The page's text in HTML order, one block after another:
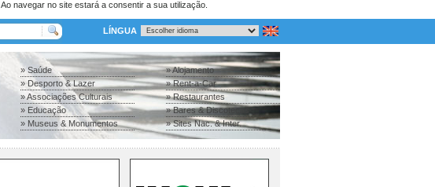
. Ao navegar no site estará a consentir a sua utilização.
LÍNGUA
» Saúde
» Desporto & Lazer
» Associações Culturais
» Educação
» Museus & Monumentos
» Alojamento
» Rent-a-Car
» Restaurantes
» Bares & Discotecas
» Sites Nac. & Inter.